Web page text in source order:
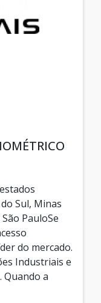
Sul, Minas
PauloSe
do mercado.
Industriais e
Quando a